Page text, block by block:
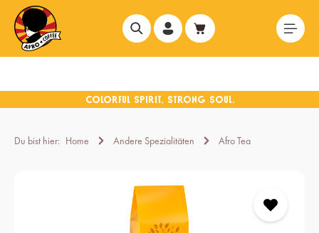
springen
Du bist hier: Home Andere Spezialitäten Afro Tea